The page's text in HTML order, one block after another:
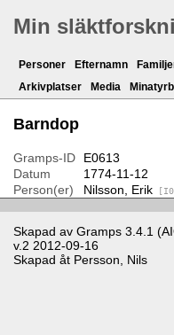
Min
Personer Efternamn
Arkivplatser
Media
Barndop
Gramps-ID
E0613
Datum
1774-11-12
Person(er)
Nilsson, Erik
Skapad av Gramps 3.4.1
v.2 2012-09-16
Skapad åt Persson, Nils